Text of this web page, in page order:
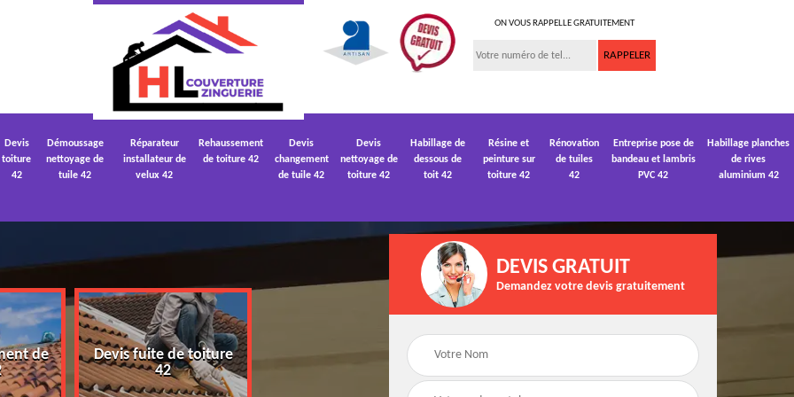
ON VOUS RAPPELLE GRATUITEMENT
Devis
toiture
42
Démoussage
nettoyage de
tuile 42
Réparateur
installateur de
velux 42
Rehaussement
de toiture 42
Devis
changement
de tuile 42
Devis
nettoyage de
toiture 42
Habillage de
dessous de
toit 42
Résine et
peinture sur
toiture 42
Rénovation
de tuiles
42
Entreprise pose de
bandeau et lambris
PVC 42
Habillage planches
de rives
aluminium 42
de
Devis fuite de toiture
42
Devis nettoyage de
Devis réparation de
toiture 42
DEVIS GRATUIT
Demandez votre devis gratuitement